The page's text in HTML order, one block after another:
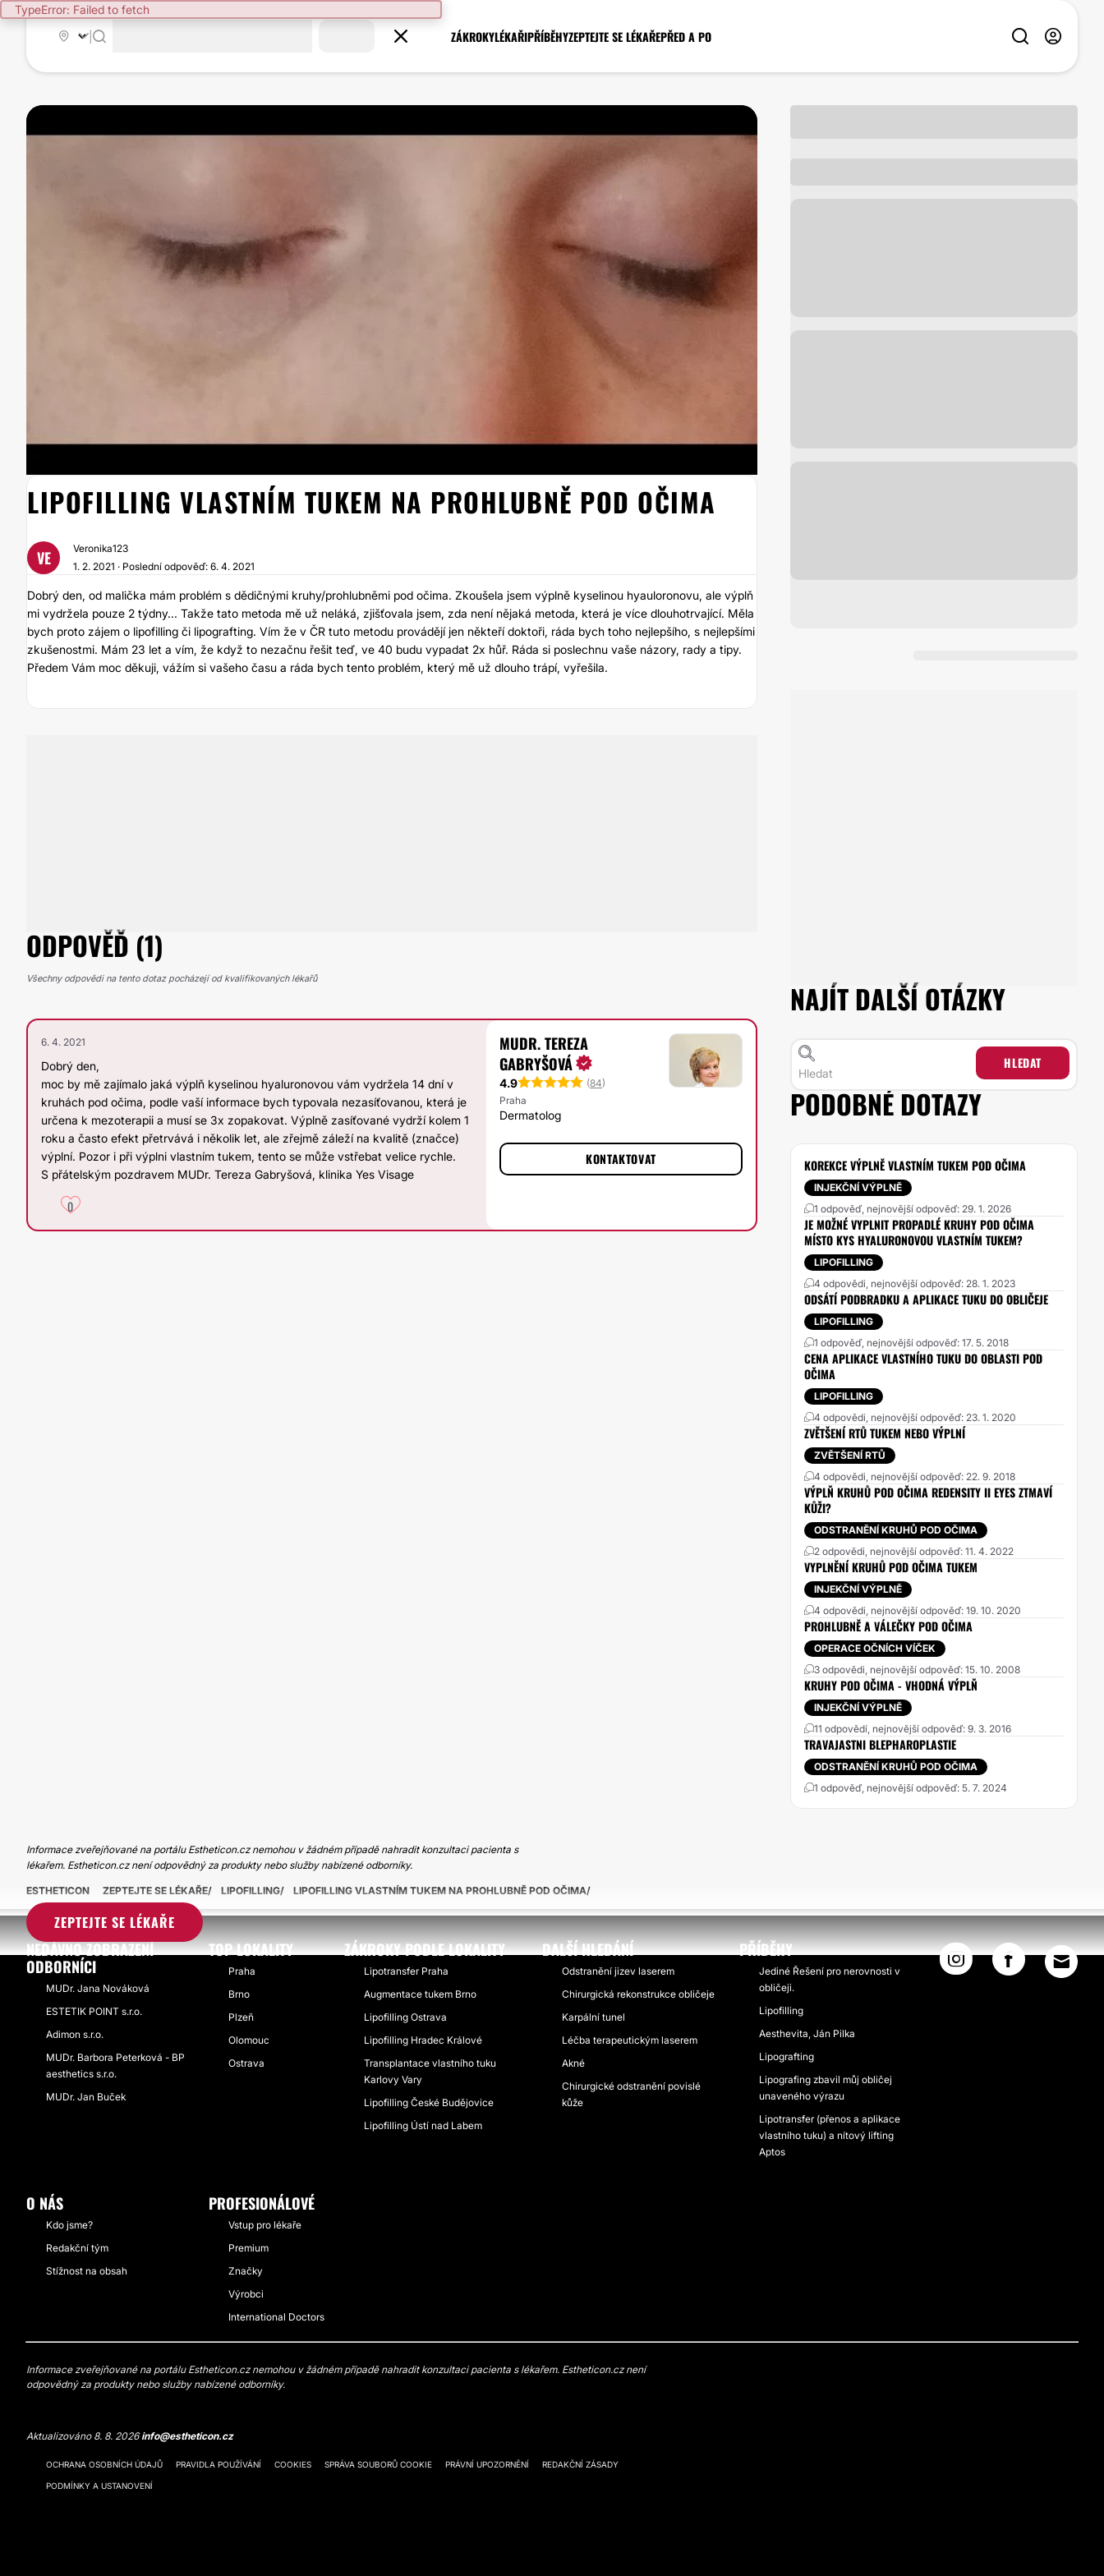
TypeError: Failed to fetch
ZÁKROKYLÉKAŘIPŘÍBĚHYZEPTEJTE SE LÉKAŘEPŘED A PO
LIPOFILLING
LIPOFILLING VLASTNÍM TUKEM NA PROHLUBNĚ POD OČIMA
VE
Veronika123
1. 2. 2021 · Poslední odpověď: 6. 4. 2021
Dobrý den, od malička mám problém s dědičnými kruhy/prohlubněmi pod očima. Zkoušela jsem výplně kyselinou hyauloronovu, ale výplň
mi vydržela pouze 2 týdny... Takže tato metoda mě už neláká, zjišťovala jsem, zda není nějaká metoda, která je více dlouhotrvající. Měla
bych proto zájem o lipofilling či lipografting. Vím že v ČR tuto metodu provádějí jen někteří doktoři, ráda bych toho nejlepšího, s nejlepšími
zkušenostmi. Mám 23 let a vím, že když to nezačnu řešit teď, ve 40 budu vypadat 2x hůř. Ráda si poslechnu vaše názory, rady a tipy.
Předem Vám moc děkuji, vážím si vašeho času a ráda bych tento problém, který mě už dlouho trápí, vyřešila.
ODPOVĚĎ (1)
Všechny odpovědi na tento dotaz pocházejí od kvalifikovaných lékařů
6. 4. 2021
Dobrý den,
moc by mě zajímalo jaká výplň kyselinou hyaluronovou vám vydržela 14 dní v
kruhách pod očima, podle vaší informace bych typovala nezasíťovanou, která je
určena k mezoterapii a musí se 3x zopakovat. Výplně zasíťované vydrží kolem 1
roku a často efekt přetrvává i několik let, ale zřejmě záleží na kvalitě (značce)
výplní. Pozor i při výplni vlastním tukem, tento se může vstřebat velice rychle.
S přátelským pozdravem MUDr. Tereza Gabryšová, klinika Yes Visage
0
MUDR. TEREZA
GABRYŠOVÁ
4.9 (84)
Praha
Dermatolog
KONTAKTOVAT
NAJÍT DALŠÍ OTÁZKY
HLEDAT
PODOBNÉ DOTAZY
KOREKCE VÝPLNĚ VLASTNÍM TUKEM POD OČIMA
INJEKČNÍ VÝPLNĚ
1 odpověď, nejnovější odpověď: 29. 1. 2026
JE MOŽNÉ VYPLNIT PROPADLÉ KRUHY POD OČIMA
MÍSTO KYS HYALURONOVOU VLASTNÍM TUKEM?
LIPOFILLING
4 odpovědi, nejnovější odpověď: 28. 1. 2023
ODSÁTÍ PODBRADKU A APLIKACE TUKU DO OBLIČEJE
LIPOFILLING
1 odpověď, nejnovější odpověď: 17. 5. 2018
CENA APLIKACE VLASTNÍHO TUKU DO OBLASTI POD
OČIMA
LIPOFILLING
4 odpovědi, nejnovější odpověď: 23. 1. 2020
ZVĚTŠENÍ RTŮ TUKEM NEBO VÝPLNÍ
ZVĚTŠENÍ RTŮ
4 odpovědi, nejnovější odpověď: 22. 9. 2018
VÝPLŇ KRUHŮ POD OČIMA REDENSITY II EYES ZTMAVÍ
KŮŽI?
ODSTRANĚNÍ KRUHŮ POD OČIMA
2 odpovědi, nejnovější odpověď: 11. 4. 2022
VYPLNĚNÍ KRUHŮ POD OČIMA TUKEM
INJEKČNÍ VÝPLNĚ
4 odpovědi, nejnovější odpověď: 19. 10. 2020
PROHLUBNĚ A VÁLEČKY POD OČIMA
OPERACE OČNÍCH VÍČEK
3 odpovědi, nejnovější odpověď: 15. 10. 2008
KRUHY POD OČIMA - VHODNÁ VÝPLŇ
INJEKČNÍ VÝPLNĚ
11 odpovědí, nejnovější odpověď: 9. 3. 2016
TRAVAJASTNI BLEPHAROPLASTIE
ODSTRANĚNÍ KRUHŮ POD OČIMA
1 odpověď, nejnovější odpověď: 5. 7. 2024
Informace zveřejňované na portálu Estheticon.cz nemohou v žádném případě nahradit konzultaci pacienta s
lékařem. Estheticon.cz není odpovědný za produkty nebo služby nabízené odborníky.
ZEPTEJTE SE LÉKAŘE
ESTHETICON ZEPTEJTE SE LÉKAŘE LIPOFILLING LIPOFILLING VLASTNÍM TUKEM NA PROHLUBNĚ POD OČIMA
NEDÁVNO ZOBRAZENÍ
ODBORNÍCI
MUDr. Jana Nováková
ESTETIK POINT s.r.o.
Adimon s.r.o.
MUDr. Barbora Peterková - BP
aesthetics s.r.o.
MUDr. Jan Buček
TOP LOKALITY
Praha
Brno
Plzeň
Olomouc
Ostrava
ZÁKROKY PODLE LOKALITY
Lipotransfer Praha
Augmentace tukem Brno
Lipofilling Ostrava
Lipofilling Hradec Králové
Transplantace vlastního tuku
Karlovy Vary
Lipofilling České Budějovice
Lipofilling Ústí nad Labem
DALŠÍ HLEDÁNÍ
Odstranění jizev laserem
Chirurgická rekonstrukce obličeje
Karpální tunel
Léčba terapeutickým laserem
Akné
Chirurgické odstranění povislé
kůže
PŘÍBĚHY
Jediné Řešení pro nerovnosti v
obličeji.
Lipofilling
Aesthevita, Ján Pilka
Lipografting
Lipografing zbavil můj obličej
unaveného výrazu
Lipotransfer (přenos a aplikace
vlastního tuku) a nítový lifting
Aptos
O NÁS
Kdo jsme?
Redakční tým
Stížnost na obsah
PROFESIONÁLOVÉ
Vstup pro lékaře
Premium
Značky
Výrobci
International Doctors
Informace zveřejňované na portálu Estheticon.cz nemohou v žádném případě nahradit konzultaci pacienta s lékařem. Estheticon.cz není
odpovědný za produkty nebo služby nabízené odborníky.
Aktualizováno 8. 8. 2026info@estheticon.cz
OCHRANA OSOBNÍCH ÚDAJŮ PRAVIDLA POUŽÍVÁNÍ COOKIES SPRÁVA SOUBORŮ COOKIE PRÁVNÍ UPOZORNĚNÍ REDAKČNÍ ZÁSADY
PODMÍNKY A USTANOVENÍ